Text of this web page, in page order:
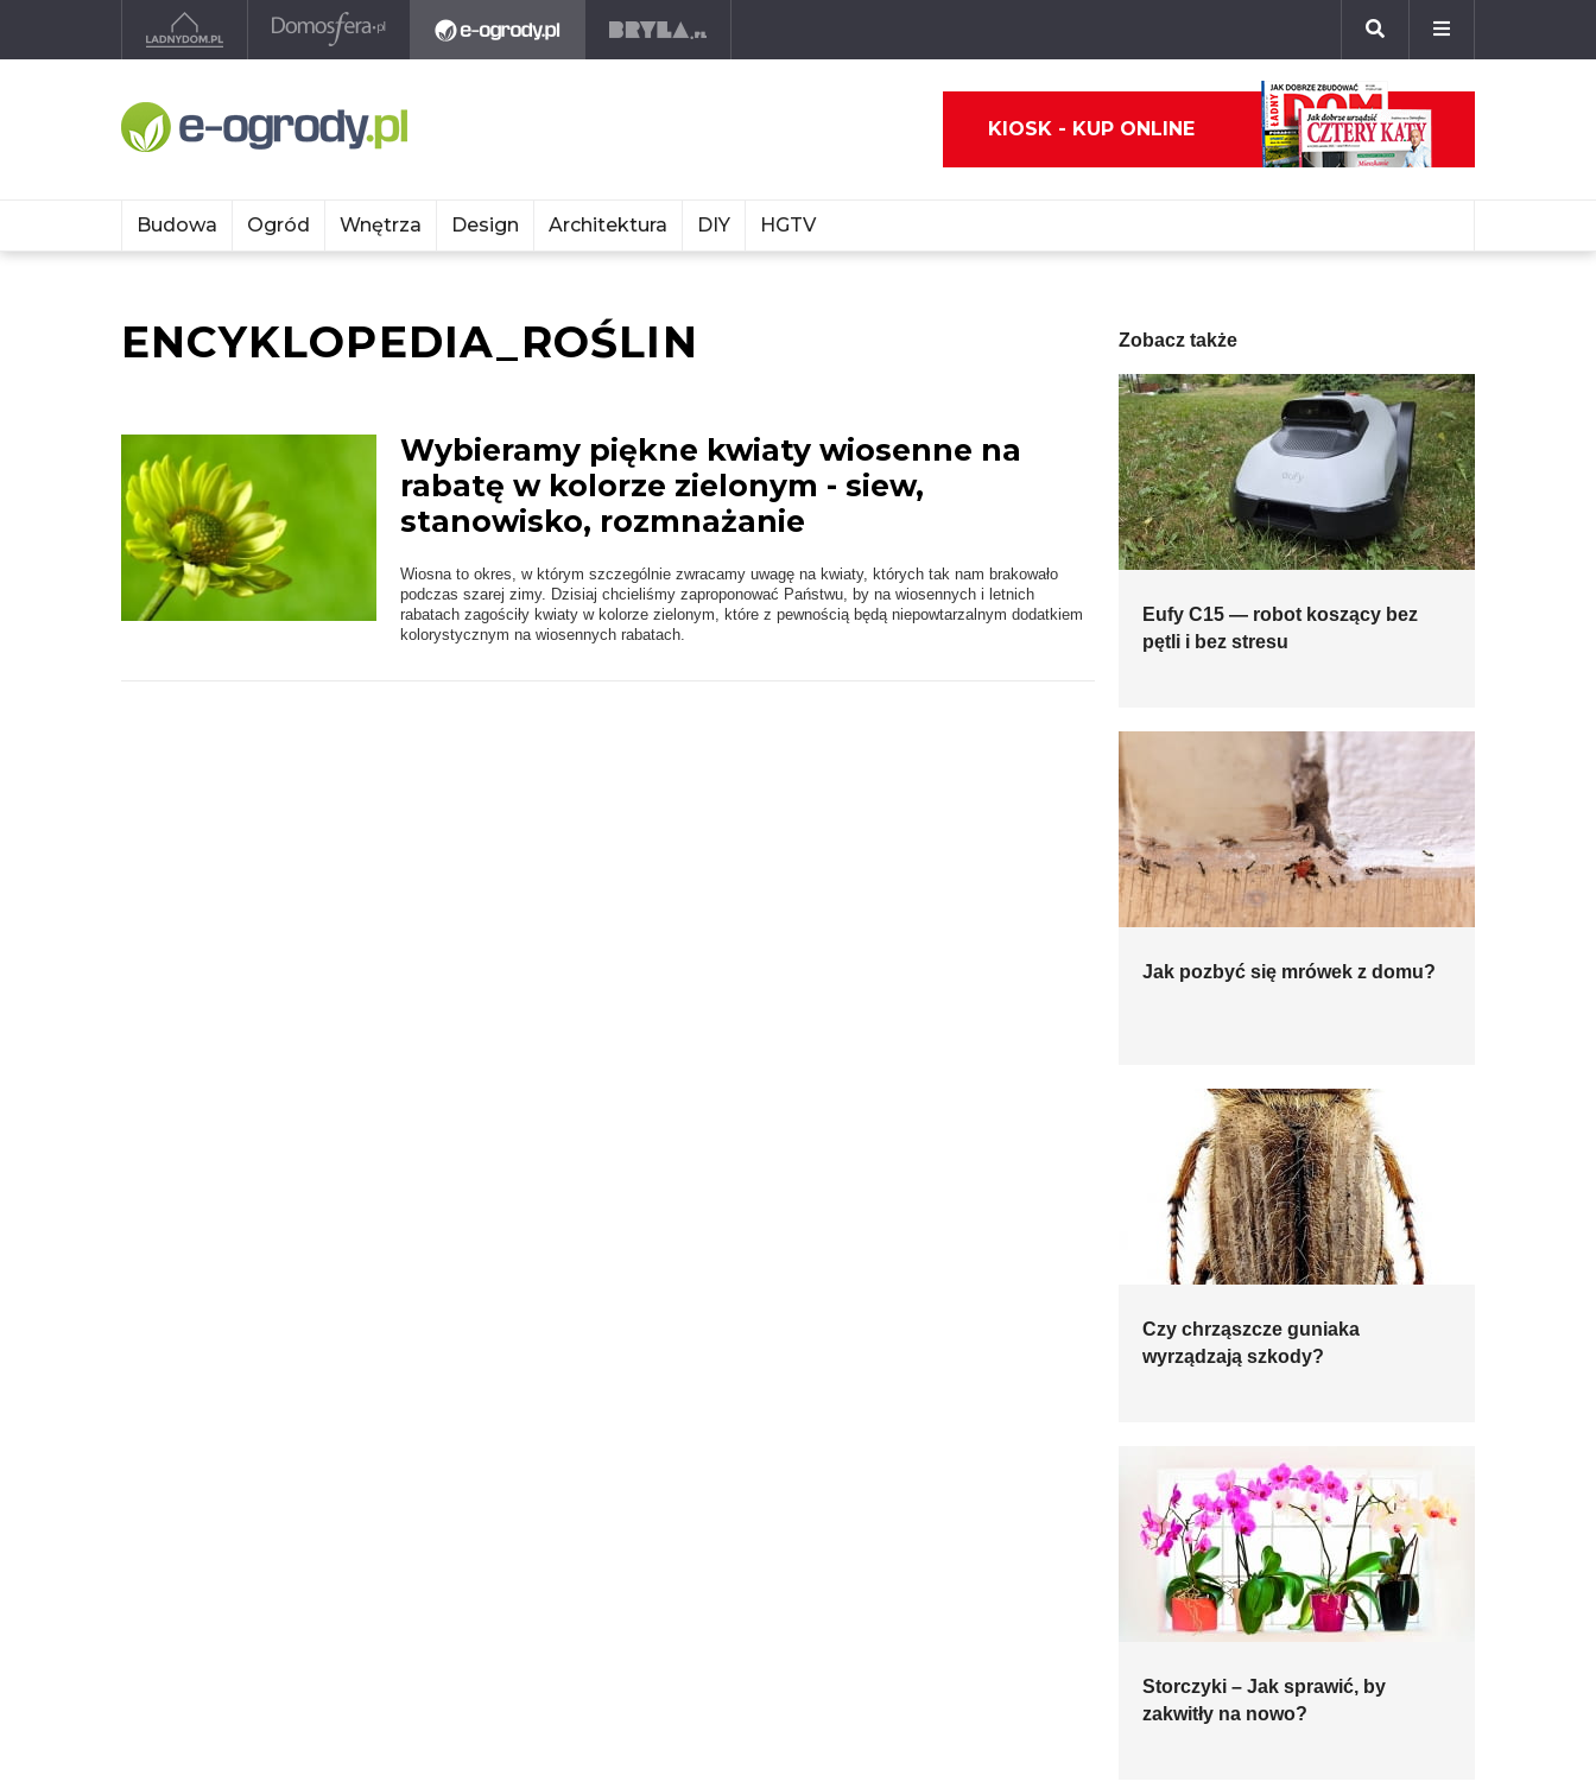
KIOSK - KUP ONLINE
Budowa Ogród Wnętrza Design Architektura DIY HGTV
ENCYKLOPEDIA_ROŚLIN
Wybieramy piękne kwiaty wiosenne na
rabatę w kolorze zielonym - siew,
stanowisko, rozmnażanie
Wiosna to okres, w którym szczególnie zwracamy uwagę na kwiaty, których tak nam brakowało
podczas szarej zimy. Dzisiaj chcieliśmy zaproponować Państwu, by na wiosennych i letnich
rabatach zagościły kwiaty w kolorze zielonym, które z pewnością będą niepowtarzalnym dodatkiem
kolorystycznym na wiosennych rabatach.
Zobacz także
Eufy C15 — robot koszący bez
pętli i bez stresu
Jak pozbyć się mrówek z domu?
Czy chrząszcze guniaka
wyrządzają szkody?
Storczyki – Jak sprawić, by
zakwitły na nowo?